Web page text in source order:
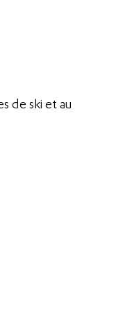
de ski et au